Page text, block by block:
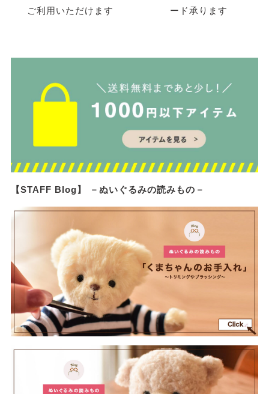
ご利用いただけます
ード承ります
【STAFF Blog】 －ぬいぐるみの読みもの－